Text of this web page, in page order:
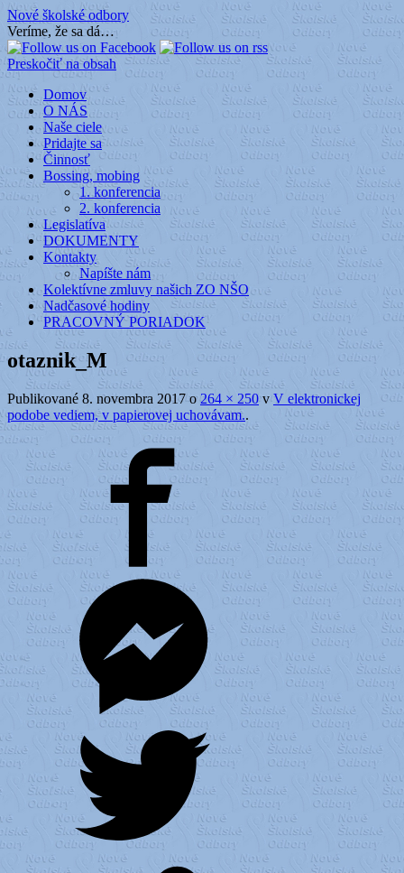
Nové školské odbory
Veríme, že sa dá…
Preskočiť na obsah
Domov
O NÁS
Naše ciele
Pridajte sa
Činnosť
Bossing, mobing
1. konferencia
2. konferencia
Legislatíva
DOKUMENTY
Kontakty
Napíšte nám
Kolektívne zmluvy našich ZO NŠO
Nadčasové hodiny
PRACOVNÝ PORIADOK
otaznik_M
Publikované 8. novembra 2017o 264 × 250v V elektronickej
podobe vediem, v papierovej uchovávam..